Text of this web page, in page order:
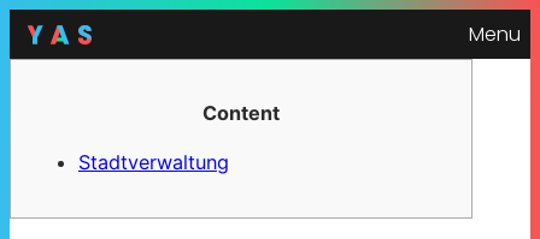
Menu
Content
Stadtverwaltung